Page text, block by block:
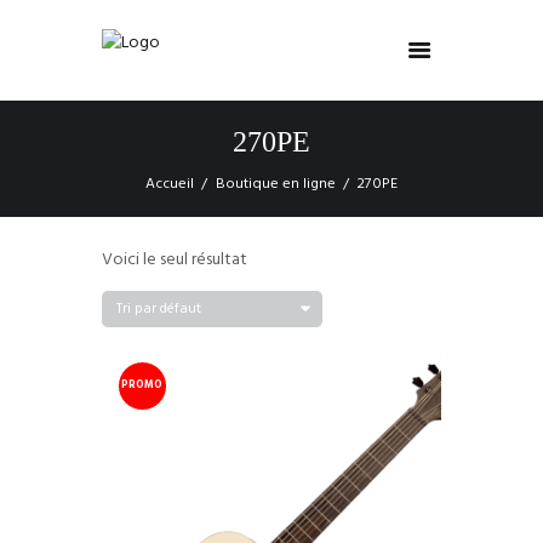
270PE
Accueil Boutique en ligne 270PE
Voici le seul résultat
PROMO